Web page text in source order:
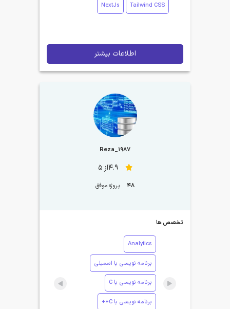
Tailwind CSS
NextJs
اطلاعات بیشتر
Reza_1987
4.9از 5
48 پروژه موفق
تخصص ها
Analytics
برنامه نویسی با اسمبلی
برنامه نویسی با C
برنامه نویسی با C++